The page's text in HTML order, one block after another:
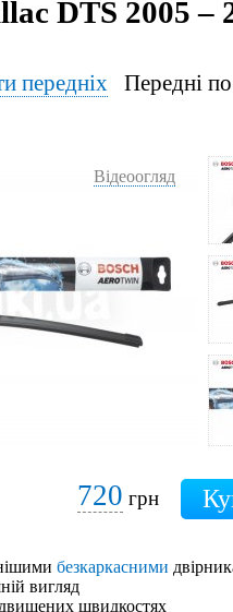
DTS 2005 –
передніхПередні
Відеоогляд
720 грн
безкаркасними
вигляд
швидкостях